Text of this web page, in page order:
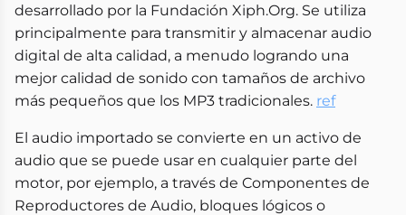
desarrollado por la Fundación Xiph.Org. Se utiliza
principalmente para transmitir y almacenar audio
digital de alta calidad, a menudo logrando una
mejor calidad de sonido con tamaños de archivo
más pequeños que los MP3 tradicionales. ref
El audio importado se convierte en un activo de
audio que se puede usar en cualquier parte del
motor, por ejemplo, a través de Componentes de
Reproductores de Audio, bloques lógicos o